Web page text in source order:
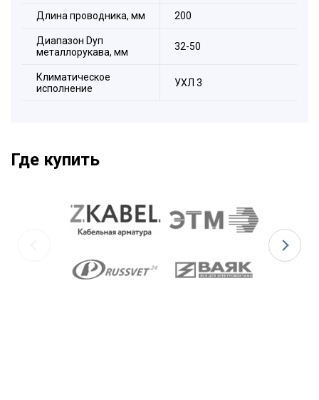
Длина проводника, мм 200
Диапазон Dуп
металлорукава, мм
32-50
Климатическое
исполнение
УХЛ 3
Где купить